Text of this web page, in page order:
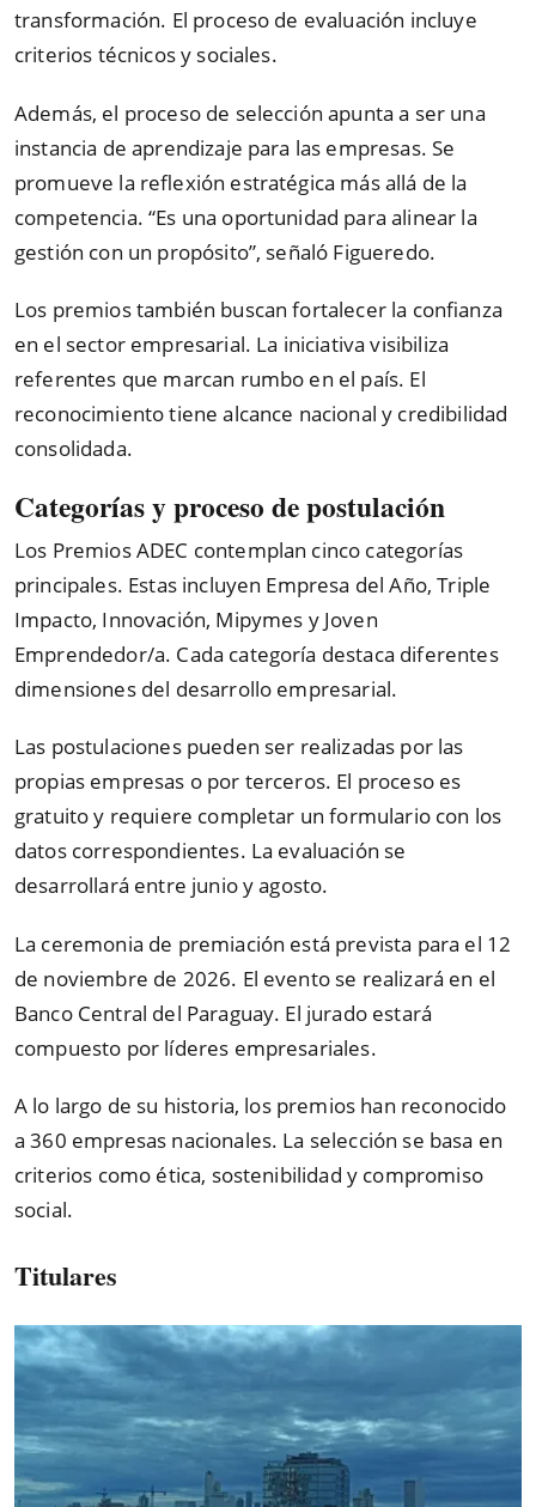
transformación. El proceso de evaluación incluye
criterios técnicos y sociales.
Además, el proceso de selección apunta a ser una
instancia de aprendizaje para las empresas. Se
promueve la reflexión estratégica más allá de la
competencia. “Es una oportunidad para alinear la
gestión con un propósito”, señaló Figueredo.
Los premios también buscan fortalecer la confianza
en el sector empresarial. La iniciativa visibiliza
referentes que marcan rumbo en el país. El
reconocimiento tiene alcance nacional y credibilidad
consolidada.
Categorías y proceso de postulación
Los Premios ADEC contemplan cinco categorías
principales. Estas incluyen Empresa del Año, Triple
Impacto, Innovación, Mipymes y Joven
Emprendedor/a. Cada categoría destaca diferentes
dimensiones del desarrollo empresarial.
Las postulaciones pueden ser realizadas por las
propias empresas o por terceros. El proceso es
gratuito y requiere completar un formulario con los
datos correspondientes. La evaluación se
desarrollará entre junio y agosto.
La ceremonia de premiación está prevista para el 12
de noviembre de 2026. El evento se realizará en el
Banco Central del Paraguay. El jurado estará
compuesto por líderes empresariales.
A lo largo de su historia, los premios han reconocido
a 360 empresas nacionales. La selección se basa en
criterios como ética, sostenibilidad y compromiso
social.
Titulares